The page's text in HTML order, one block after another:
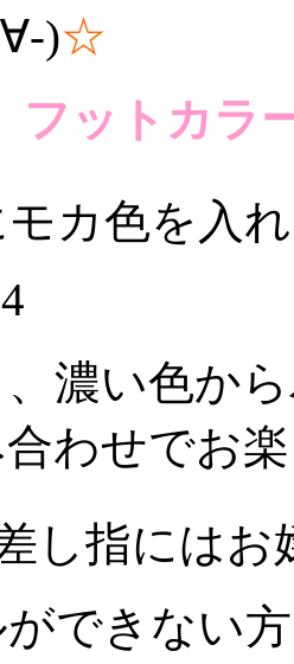
∀-)☆
フットカラ
カ色を入
濃い色か
わせでお
し指には
できない